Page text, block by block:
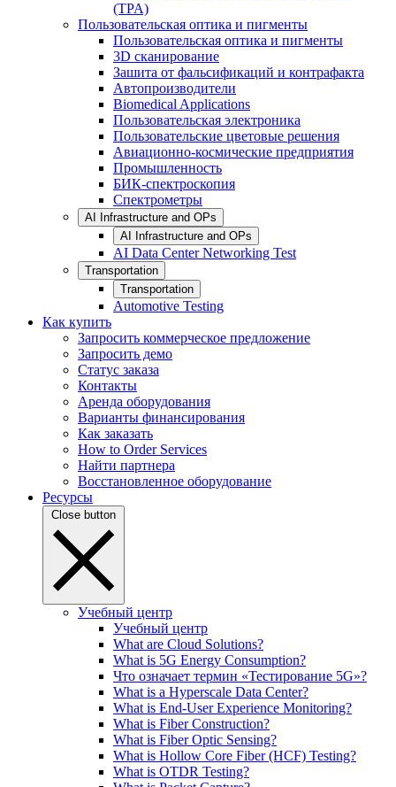
(TPA)
Пользовательская оптика и пигменты
Пользовательская оптика и пигменты
3D сканирование
Зашита от фальсификаций и контрафакта
Автопроизводители
Biomedical Applications
Пользовательская электроника
Пользовательские цветовые решения
Авиационно-космические предприятия
Промышленность
БИК-спектроскопия
Спектрометры
AI Infrastructure and OPs
AI Infrastructure and OPs
AI Data Center Networking Test
Transportation
Transportation
Automotive Testing
Как купить
Запросить коммерческое предложение
Запросить демо
Статус заказа
Контакты
Аренда оборудования
Варианты финансирования
Как заказать
How to Order Services
Найти партнера
Восстановленное оборудование
Ресурсы
Close button
Учебный центр
Учебный центр
What are Cloud Solutions?
What is 5G Energy Consumption?
Что означает термин «Тестирование 5G»?
What is a Hyperscale Data Center?
What is End-User Experience Monitoring?
What is Fiber Construction?
What is Fiber Optic Sensing?
What is Hollow Core Fiber (HCF) Testing?
What is OTDR Testing?